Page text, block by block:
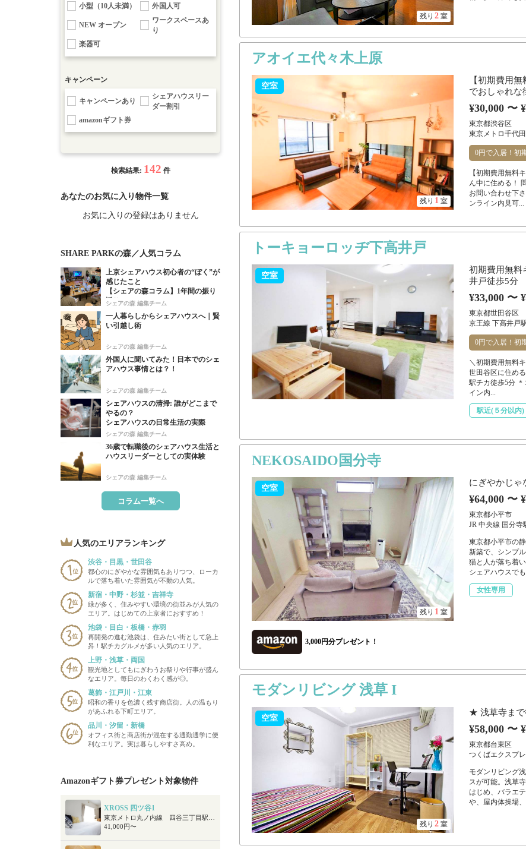
残り 2 室
アオイエ代々木上原
空室
残り 1 室
【初期費用
でおしゃれな
¥30,000 〜
東京都渋谷区
東京メトロ千代
0円で入居！初
【初期費用無
ん中に住める！
お問い合わせ下
ンライン内見可...
トーキョーロッヂ下高井戸
空室
初期費用無料
井戸徒歩5分
¥33,000 〜
東京都世田谷区
京王線 下高井戸
0円で入居！初
＼初期費用無料
世田谷区に住め
駅チカ徒歩5分
イン内...
駅近(５分以内)
NEKOSAIDO国分寺
空室
残り 1 室
3,000円分プレゼント！
にぎやかじゃ
¥64,000 〜
東京都小平市
JR 中央線 国分寺
東京都小平市の
新築で、シンプ
猫と人が落ち着
シェアハウスで
女性専用
モダンリビング 浅草 I
空室
残り 2 室
★ 浅草寺まで
¥58,000 〜
東京都台東区
つくばエクスプ
モダンリビング
スが可能。浅草
はじめ、バラエ
や、屋内体操場
小型（10人未満）
外国人可
NEW オープン
ワークスペースあ
り
楽器可
キャンペーン
キャンペーンあり
シェアハウスリー
ダー割引
amazonギフト券
検索結果: 142 件
あなたのお気に入り物件一覧
お気に入りの登録はありません
SHARE PARKの森／人気コラム
上京シェアハウス初心者の“ぼく”が
感じたこと
【シェアの森コラム】1年間の振り
返り！
シェアの森 編集チーム
一人暮らしからシェアハウスへ｜賢
い引越し術
シェアの森 編集チーム
外国人に聞いてみた！日本でのシェ
アハウス事情とは？！
シェアの森 編集チーム
シェアハウスの清掃: 誰がどこまで
やるの？
シェアハウスの日常生活の実際
シェアの森 編集チーム
36歳で転職後のシェアハウス生活と
ハウスリーダーとしての実体験
シェアの森 編集チーム
コラム一覧へ
人気のエリアランキング
渋谷・目黒・世田谷
都心のにぎやかな雰囲気もありつつ、ローカ
ルで落ち着いた雰囲気が不動の人気。
新宿・中野・杉並・吉祥寺
緑が多く、住みやすい環境の街並みが人気の
エリア。はじめての上京者におすすめ！
池袋・目白・板橋・赤羽
再開発の進む池袋は、住みたい街として急上
昇！駅チカグルメが多い人気のエリア。
上野・浅草・両国
観光地としてもにぎわうお祭りや行事が盛ん
なエリア。毎日のわくわく感が◎。
葛飾・江戸川・江東
昭和の香りを色濃く残す商店街。人の温もり
があふれる下町エリア。
品川・汐留・新橋
オフィス街と商店街が混在する通勤通学に便
利なエリア。実は暮らしやすさ高め。
Amazonギフト券プレゼント対象物件
XROSS 四ツ谷1
東京メトロ丸ノ内線 四谷三丁目駅 徒歩4分 ＪＲ総武線 四ツ谷駅 徒歩9分 ＪＲ中央線 四ツ谷駅 徒歩9分
41,000円〜